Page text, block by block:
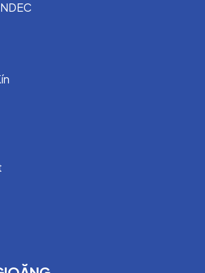
mở nhanh
chảy cao
cơ bản của Van